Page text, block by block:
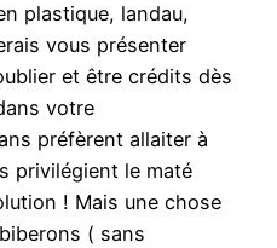
plastique, landau,
vous présenter
et être crédits dès
votre
préfèrent allaiter à
privilégient le maté
! Mais une chose
( sans